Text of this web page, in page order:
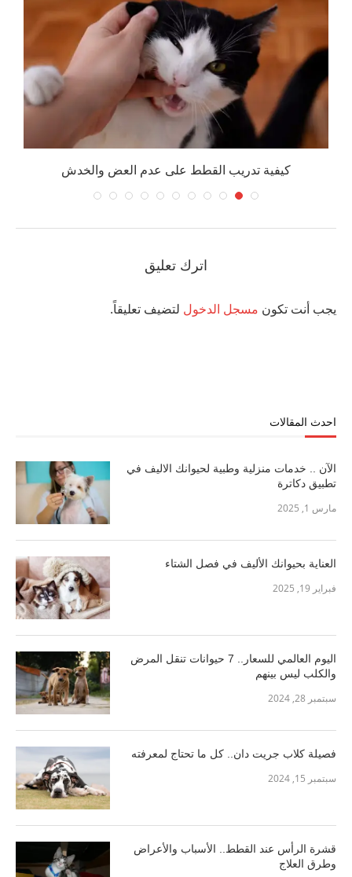
كيفية تدريب القطط على عدم العض والخدش
اترك تعليق
يجب أنت تكون مسجل الدخول لتضيف تعليقاً.
احدث المقالات
الآن .. خدمات منزلية وطبية لحيوانك الاليف في
تطبيق دكاترة
مارس 1, 2025
العناية بحيوانك الأليف في فصل الشتاء
فبراير 19, 2025
اليوم العالمي للسعار.. 7 حيوانات تنقل المرض
والكلب ليس بينهم
سبتمبر 28, 2024
فصيلة كلاب جريت دان.. كل ما تحتاج لمعرفته
سبتمبر 15, 2024
قشرة الرأس عند القطط.. الأسباب والأعراض
وطرق العلاج